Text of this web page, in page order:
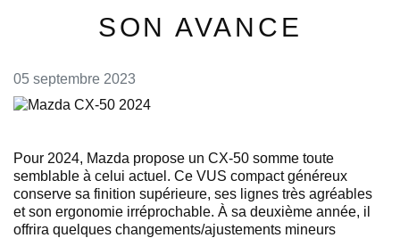
SON AVANCE
05 septembre 2023
Pour 2024, Mazda propose un CX-50 somme toute
semblable à celui actuel. Ce VUS compact généreux
conserve sa finition supérieure, ses lignes très agréables
et son ergonomie irréprochable. À sa deuxième année, il
offrira quelques changements/ajustements mineurs